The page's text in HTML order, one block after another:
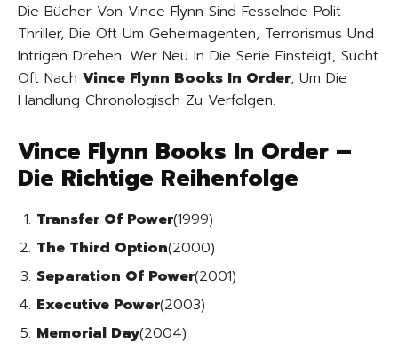
Die Bücher Von Vince Flynn Sind Fesselnde Polit-
Thriller, Die Oft Um Geheimagenten, Terrorismus Und
Intrigen Drehen. Wer Neu In Die Serie Einsteigt, Sucht
Oft Nach Vince Flynn Books In Order, Um Die
Handlung Chronologisch Zu Verfolgen.
Vince Flynn Books In Order –
Die Richtige Reihenfolge
Transfer Of Power(1999)
The Third Option(2000)
Separation Of Power(2001)
Executive Power(2003)
Memorial Day(2004)